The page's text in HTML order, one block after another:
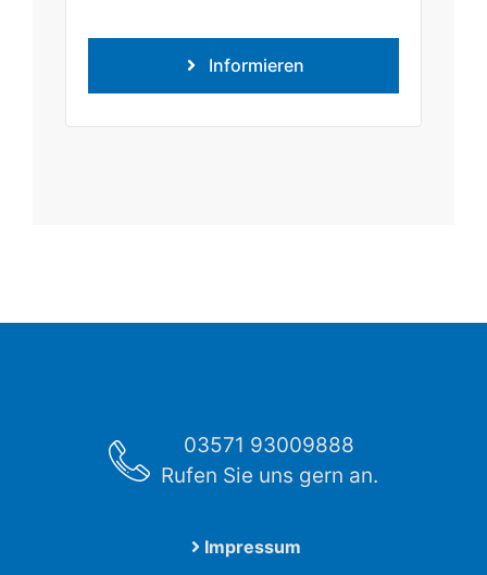
Informieren
03571 93009888
Rufen Sie uns gern an.
Impressum